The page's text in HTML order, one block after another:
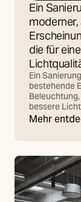
Ein
die für
Ein
bestehende
bessere
Mehr